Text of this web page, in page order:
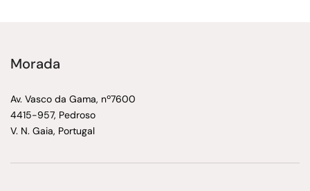
Morada
Av. Vasco da Gama, nº7600
4415-957, Pedroso
V. N. Gaia, Portugal